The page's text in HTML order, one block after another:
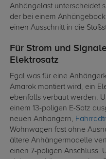
Anhängelast unterscheidet
der bei einem
einen Ausschnitt in die
Für Strom und
Elektrosatz
Egal was für eine
Amarok montiert wird, ein
ebenfalls verbaut werden.
einem 13-poligen E-Satz
neuen Anhängern,
Wohnwagen fast ohne
ältere Anhängermodelle
einen 7-poligen Anschluss.